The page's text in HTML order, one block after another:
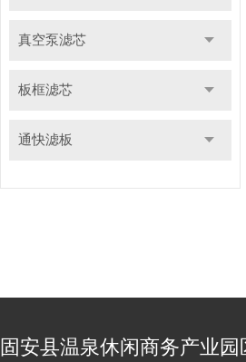
真空泵滤芯
板框滤芯
通快滤板
固安县温泉休闲商务产业